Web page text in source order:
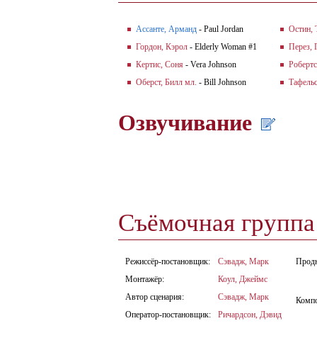
Ассанте, Арманд - Paul Jordan
Гордон, Кэрол - Elderly Woman #1
Кертис, Соня - Vera Johnson
Оберст, Билл мл. - Bill Johnson
Остин,
Перез,
Озвучивание
Съёмочная
Режиссёр-постановщик:
Сэвадж, Марк
Монтажёр:
Коул, Джеймс
Автор сценария:
Сэвадж, Марк
Оператор-постановщик:
Ричардсон, Дэвид